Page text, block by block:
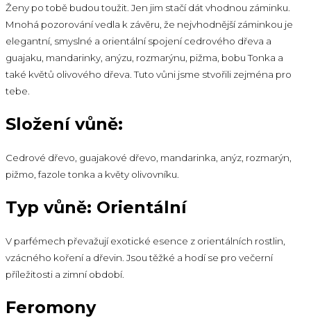
Ženy po tobě budou toužit. Jen jim stačí dát vhodnou záminku.
Mnohá pozorování vedla k závěru, že nejvhodnější záminkou je
elegantní, smyslné a orientální spojení cedrového dřeva a
guajaku, mandarinky, anýzu, rozmarýnu, pižma, bobu Tonka a
také květů olivového dřeva. Tuto vůni jsme stvořili zejména pro
tebe.
Složení vůně:
Cedrové dřevo, guajakové dřevo, mandarinka, anýz, rozmarýn,
pižmo, fazole tonka a květy olivovníku.
Typ vůně: Orientální
V parfémech převažují exotické esence z orientálních rostlin,
vzácného koření a dřevin. Jsou těžké a hodí se pro večerní
příležitosti a zimní období.
Feromony